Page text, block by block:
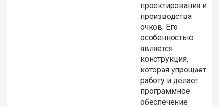
проектирования и
производства
очков. Его
особенностью
является
конструкция,
которая упрощает
работу и делает
программное
обеспечение